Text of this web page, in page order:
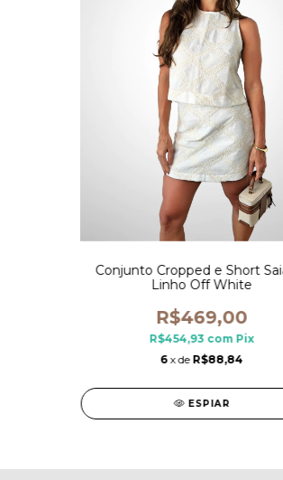
Conjunto Cropped e Short
Linho Off White
R$469,00
R$454,93 com Pix
6 x de R$88,84
ESPIAR